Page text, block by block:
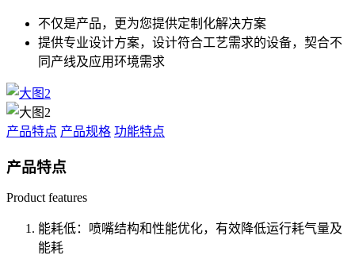
不仅是产品，更为您提供定制化解决方案
提供专业设计方案，设计符合工艺需求的设备，契合不
同产线及应用环境需求
产品特点 产品规格 功能特点
产品特点
Product features
能耗低：喷嘴结构和性能优化，有效降低运行耗气量及
能耗